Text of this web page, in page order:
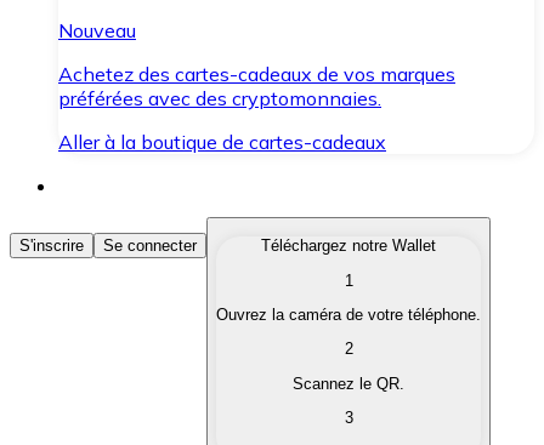
Nouveau
Achetez des cartes-cadeaux de vos marques
préférées avec des cryptomonnaies.
Aller à la boutique de cartes-cadeaux
Acheter des Cryptomonnaies
Achetez les cryptomonnaies qui vous intéressent
Convertissez vos cryptomonnaies en monnaie
S'inscrire Se connecter
Téléchargez notre Wallet
1
Ouvrez la caméra de votre téléphone.
2
Scannez le QR.
3